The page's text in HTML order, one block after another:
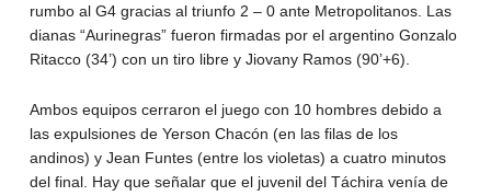
rumbo al G4 gracias al triunfo 2 – 0 ante Metropolitanos. Las
dianas “Aurinegras” fueron firmadas por el argentino Gonzalo
Ritacco (34’) con un tiro libre y Jiovany Ramos (90’+6).
Ambos equipos cerraron el juego con 10 hombres debido a
las expulsiones de Yerson Chacón (en las filas de los
andinos) y Jean Funtes (entre los violetas) a cuatro minutos
del final. Hay que señalar que el juvenil del Táchira venía de